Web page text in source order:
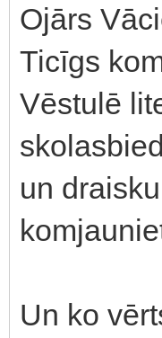
Ojārs
Ticīgs
Vēstulē
un
Un ko